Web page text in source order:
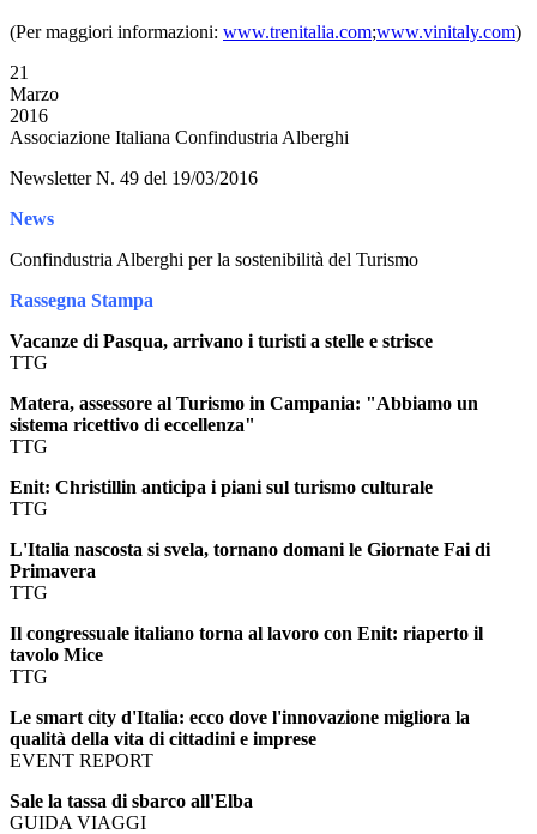
(Per maggiori informazioni: www.trenitalia.com;www.vinitaly.com)
21
Marzo
2016
Associazione Italiana Confindustria Alberghi
Newsletter N. 49 del 19/03/2016
News
Confindustria Alberghi per la sostenibilità del Turismo
Rassegna Stampa
Vacanze di Pasqua, arrivano i turisti a stelle e strisce
TTG
Matera, assessore al Turismo in Campania: "Abbiamo un
sistema ricettivo di eccellenza"
TTG
Enit: Christillin anticipa i piani sul turismo culturale
TTG
L'Italia nascosta si svela, tornano domani le Giornate Fai di
Primavera
TTG
Il congressuale italiano torna al lavoro con Enit: riaperto il
tavolo Mice
TTG
Le smart city d'Italia: ecco dove l'innovazione migliora la
qualità della vita di cittadini e imprese
EVENT REPORT
Sale la tassa di sbarco all'Elba
GUIDA VIAGGI